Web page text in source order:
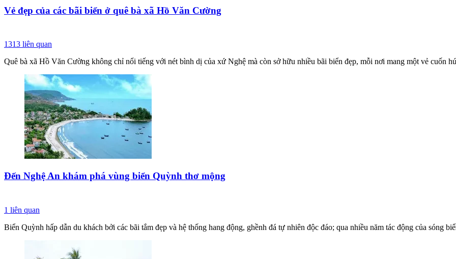
Vẻ đẹp của các bãi biển ở quê bà xã Hồ Văn Cường
1313 liên quan
Quê bà xã Hồ Văn Cường không chỉ nổi tiếng với nét bình dị của xứ Nghệ mà còn sở hữu nhiều bãi biển đẹp, mỗi nơi mang một vẻ cuốn
Đến Nghệ An khám phá vùng biển Quỳnh thơ mộng
1 liên quan
Biển Quỳnh hấp dẫn du khách bởi các bãi tắm đẹp và hệ thống hang động, ghềnh đá tự nhiên độc đáo; qua nhiều năm tác động của sóng